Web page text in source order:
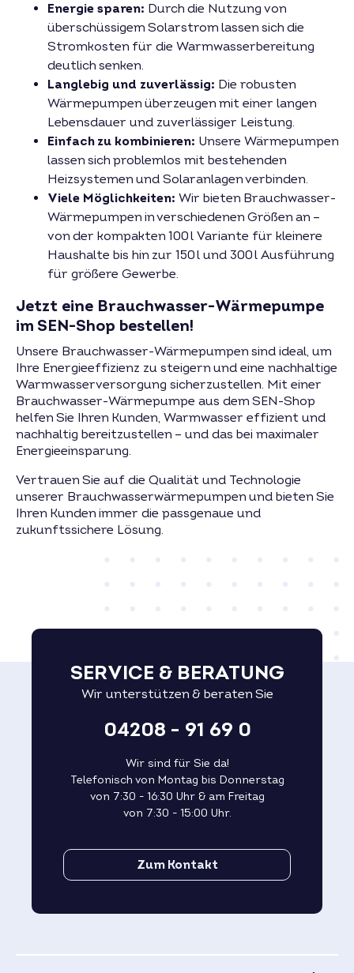
Energie sparen: Durch die Nutzung von
überschüssigem Solarstrom lassen sich die
Stromkosten für die Warmwasserbereitung
deutlich senken.
Langlebig und zuverlässig: Die robusten
Wärmepumpen überzeugen mit einer langen
Lebensdauer und zuverlässiger Leistung.
Einfach zu kombinieren: Unsere Wärmepumpen
lassen sich problemlos mit bestehenden
Heizsystemen und Solaranlagen verbinden.
Viele Möglichkeiten: Wir bieten Brauchwasser-
Wärmepumpen in verschiedenen Größen an –
von der kompakten 100 l Variante für kleinere
Haushalte bis hin zur 150 l und 300 l Ausführung
für größere Gewerbe.
Jetzt eine Brauchwasser-Wärmepumpe
im SEN-Shop bestellen!
Unsere Brauchwasser-Wärmepumpen sind ideal, um
Ihre Energieeffizienz zu steigern und eine nachhaltige
Warmwasserversorgung sicherzustellen. Mit einer
Brauchwasser-Wärmepumpe aus dem SEN-Shop
helfen Sie Ihren Kunden, Warmwasser effizient und
nachhaltig bereitzustellen – und das bei maximaler
Energieeinsparung.
Vertrauen Sie auf die Qualität und Technologie
unserer Brauchwasserwärmepumpen und bieten Sie
Ihren Kunden immer die passgenaue und
zukunftssichere Lösung.
SERVICE & BERATUNG
Wir unterstützen & beraten Sie
04208 - 91 69 0
Wir sind für Sie da!
Telefonisch von Montag bis Donnerstag
von 7:30 - 16:30 Uhr & am Freitag
von 7:30 - 15:00 Uhr.
Zum Kontakt